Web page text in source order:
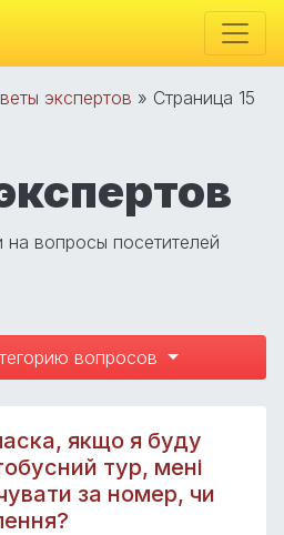
экспертов » Страница 15
на вопросы посетителей
вопросов
якщо я буду
тур, мені
за номер, чи